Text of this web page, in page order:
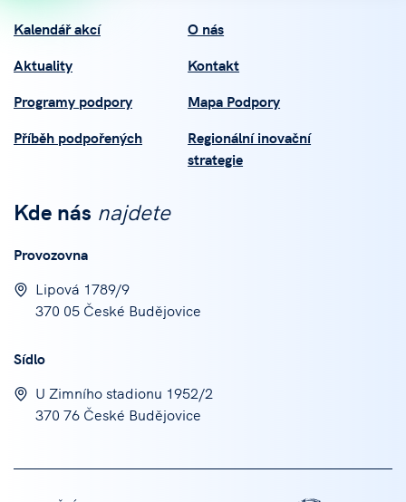
Kalendář akcí
Aktuality
Programy podpory
Příběh podpořených
O nás
Kontakt
Mapa Podpory
Regionální inovační
strategie
Kde nás najdete
Provozovna
Lipová 1789/9
370 05 České Budějovice
Sídlo
U Zimního stadionu 1952/2
370 76 České Budějovice